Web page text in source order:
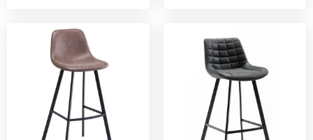
Oorspronkelijke
prijs
was:
€ 125,00.
prijs
was:
€ 115,00.